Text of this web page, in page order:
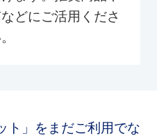
どにご活用くださ
ト」をまだご利用でな